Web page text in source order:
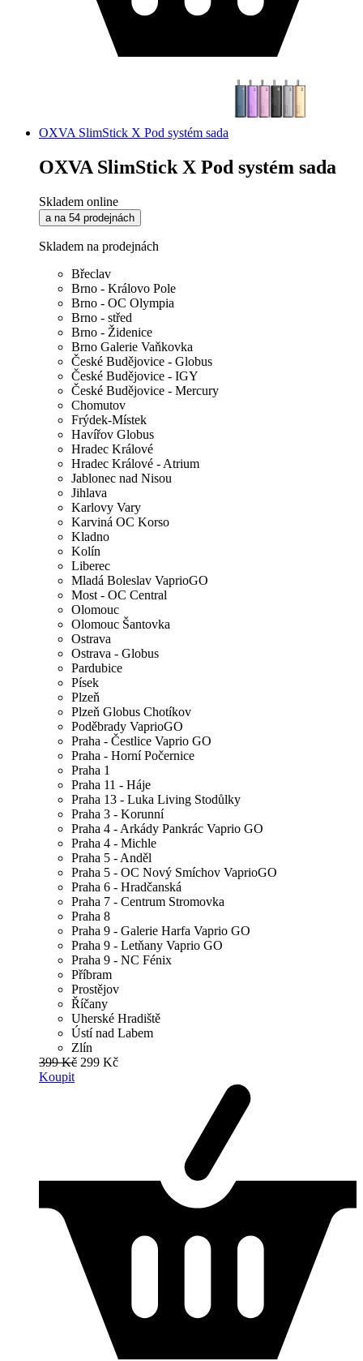
OXVA SlimStick X Pod systém sada
OXVA SlimStick X Pod systém sada
Skladem online
a na 54 prodejnách
Skladem na prodejnách
Břeclav
Brno - Královo Pole
Brno - OC Olympia
Brno - střed
Brno - Židenice
Brno Galerie Vaňkovka
České Budějovice - Globus
České Budějovice - IGY
České Budějovice - Mercury
Chomutov
Frýdek-Místek
Havířov Globus
Hradec Králové
Hradec Králové - Atrium
Jablonec nad Nisou
Jihlava
Karlovy Vary
Karviná OC Korso
Kladno
Kolín
Liberec
Mladá Boleslav VaprioGO
Most - OC Central
Olomouc
Olomouc Šantovka
Ostrava
Ostrava - Globus
Pardubice
Písek
Plzeň
Plzeň Globus Chotíkov
Poděbrady VaprioGO
Praha - Čestlice Vaprio GO
Praha - Horní Počernice
Praha 1
Praha 11 - Háje
Praha 13 - Luka Living Stodůlky
Praha 3 - Korunní
Praha 4 - Arkády Pankrác Vaprio GO
Praha 4 - Michle
Praha 5 - Anděl
Praha 5 - OC Nový Smíchov VaprioGO
Praha 6 - Hradčanská
Praha 7 - Centrum Stromovka
Praha 8
Praha 9 - Galerie Harfa Vaprio GO
Praha 9 - Letňany Vaprio GO
Praha 9 - NC Fénix
Příbram
Prostějov
Říčany
Uherské Hradiště
Ústí nad Labem
Zlín
399 Kč 299 Kč
Koupit